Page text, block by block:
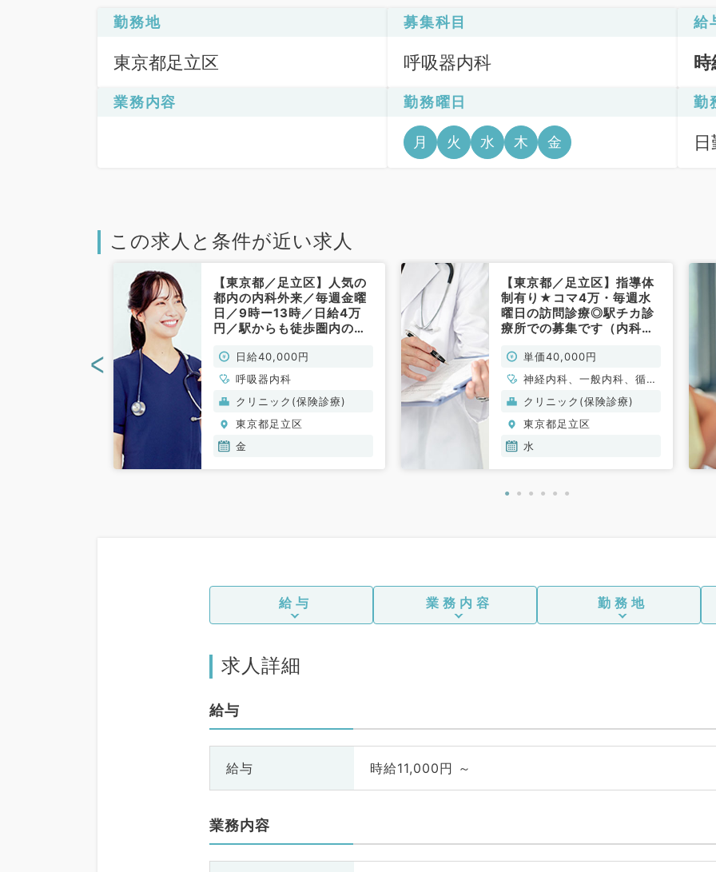
勤務地
東京都足立区
募集科目
呼吸器内科
給
業務内容 勤務曜日
月 火 水 木 金
勤
この求人と条件が近い求人
【東京都／足立区】人気の
都内の内科外来／毎週金曜
日／9時ー13時／日給4万
円／駅からも徒歩圏内のク
科／非常勤）
日給40,000円
呼吸器内科
クリニック(保険診療)
東京都足立区
金
【東京都／足立区】指導体
制有り★コマ4万・毎週水
曜日の訪問診療◎駅チカ診
療所での募集です（内科系
単価40,000円
神経内科、一般内科、循環
器内科、呼吸器内科、消化
器内科、内分泌・代謝内
科、腎臓内科、老年内科、
血液内科、膠原病科
クリニック(保険診療)
東京都足立区
水
<
給与 業務内容 勤務地
求人詳細
給与
給与 時給11,000円 ～
業務内容